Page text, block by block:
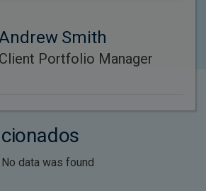
Smith
Client Portfolio Manager
No data was found